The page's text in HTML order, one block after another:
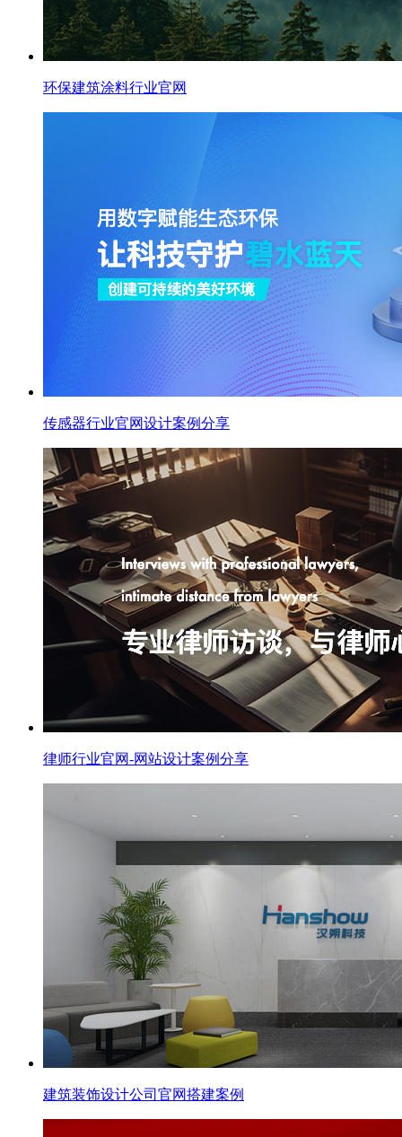
环保建筑涂料行业官网
传感器行业官网设计案例分享
律师行业官网-网站设计案例分享
建筑装饰设计公司官网搭建案例